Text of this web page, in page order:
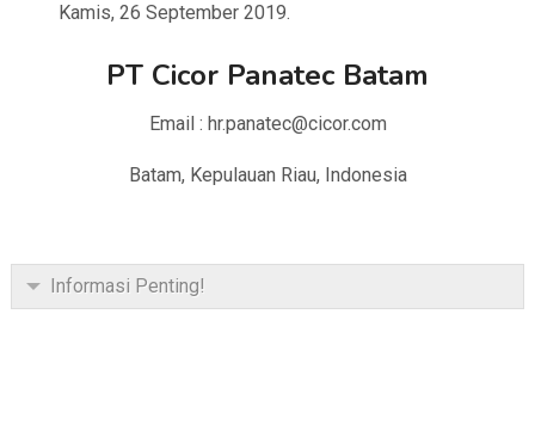
Kamis, 26 September 2019.
PT Cicor Panatec Batam
Email : hr.panatec@cicor.com
Batam, Kepulauan Riau, Indonesia
Informasi Penting!